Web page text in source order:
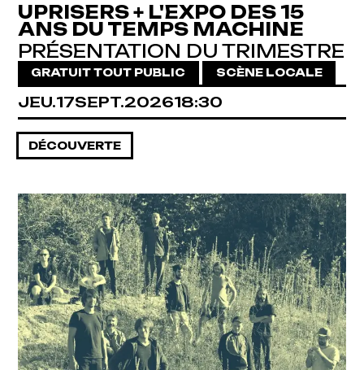
UPRISERS + L'EXPO DES 15
ANS DU TEMPS MACHINE
PRÉSENTATION DU TRIMESTRE
GRATUIT TOUT PUBLIC SCÈNE LOCALE
JEUDI
JEU.17SEPTEMBRE
SEPT.202618:30
DÉCOUVERTE